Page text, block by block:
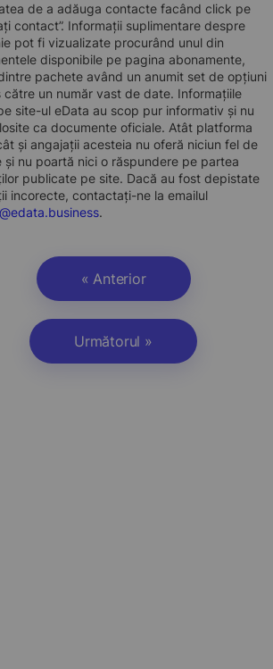
de a adăuga contacte facând click pe
contact”. Informații suplimentare despre
pot fi vizualizate procurând unul din
disponibile pe pagina abonamente,
pachete având un anumit set de opțiuni
către un număr vast de date. Informațiile
site-ul eData au scop pur informativ și nu
ca documente oficiale. Atât platforma
și angajații acesteia nu oferă niciun fel de
și nu poartă nici o răspundere pe partea
publicate pe site. Dacă au fost depistate
incorecte, contactați-ne la emailul
.
« Anterior
Următorul »